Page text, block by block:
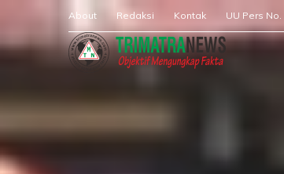
About Redaksi Kontak UU Pers